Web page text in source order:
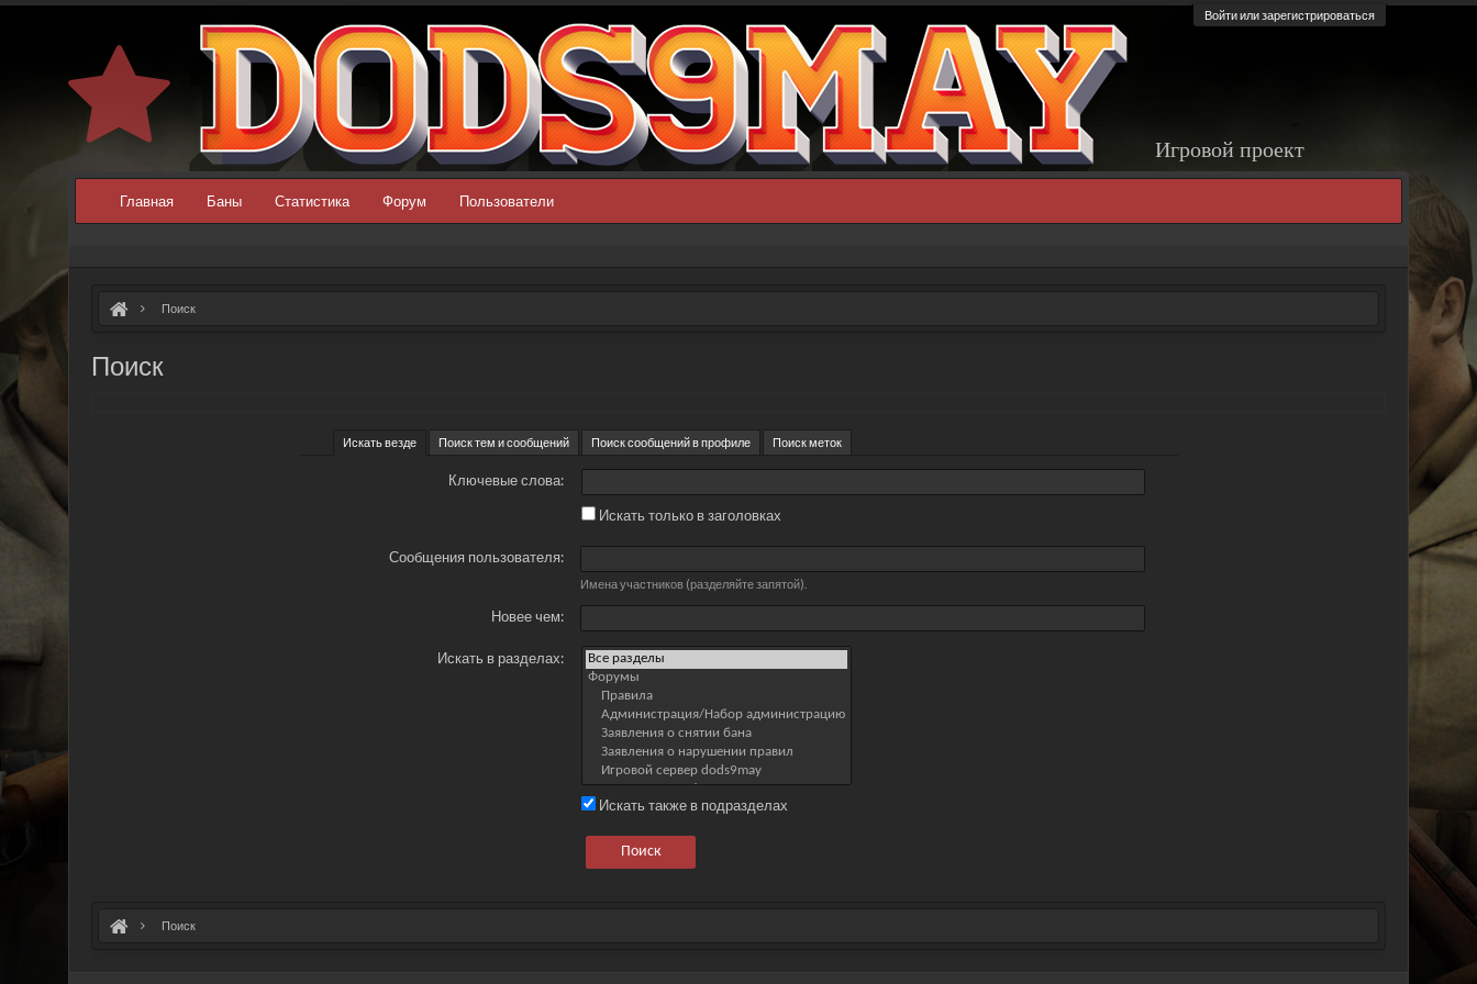
Войти или зарегистрироваться
Поиск
Поиск
Искать везде Поиск тем и сообщений Поиск сообщений в профиле Поиск меток
Ключевые слова:
Искать только в заголовках
Сообщения пользователя:
Имена участников (разделяйте запятой).
Новее чем:
Искать в разделах:
Искать также в подразделах
Поиск
Игровой проект
Главная Баны Статистика Форум Пользователи